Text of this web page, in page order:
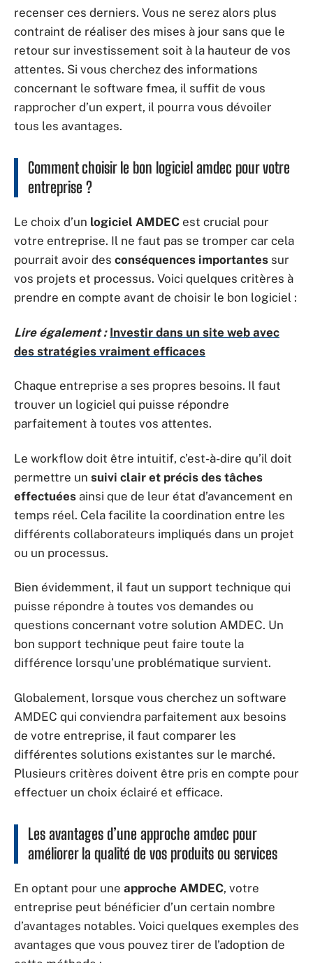
recenser ces derniers. Vous ne serez alors plus
contraint de réaliser des mises à jour sans que le
retour sur investissement soit à la hauteur de vos
attentes. Si vous cherchez des informations
concernant le software fmea, il suffit de vous
rapprocher d’un expert, il pourra vous dévoiler
tous les avantages.
Comment choisir le bon logiciel amdec pour votre
entreprise ?
Le choix d’un logiciel AMDEC est crucial pour
votre entreprise. Il ne faut pas se tromper car cela
pourrait avoir des conséquences importantes sur
vos projets et processus. Voici quelques critères à
prendre en compte avant de choisir le bon logiciel :
Lire également : Investir dans un site web avec
des stratégies vraiment efficaces
Chaque entreprise a ses propres besoins. Il faut
trouver un logiciel qui puisse répondre
parfaitement à toutes vos attentes.
Le workflow doit être intuitif, c’est-à-dire qu’il doit
permettre un suivi clair et précis des tâches
effectuées ainsi que de leur état d’avancement en
temps réel. Cela facilite la coordination entre les
différents collaborateurs impliqués dans un projet
ou un processus.
Bien évidemment, il faut un support technique qui
puisse répondre à toutes vos demandes ou
questions concernant votre solution AMDEC. Un
bon support technique peut faire toute la
différence lorsqu’une problématique survient.
Globalement, lorsque vous cherchez un software
AMDEC qui conviendra parfaitement aux besoins
de votre entreprise, il faut comparer les
différentes solutions existantes sur le marché.
Plusieurs critères doivent être pris en compte pour
effectuer un choix éclairé et efficace.
Les avantages d’une approche amdec pour
améliorer la qualité de vos produits ou services
En optant pour une approche AMDEC, votre
entreprise peut bénéficier d’un certain nombre
d’avantages notables. Voici quelques exemples des
avantages que vous pouvez tirer de l’adoption de